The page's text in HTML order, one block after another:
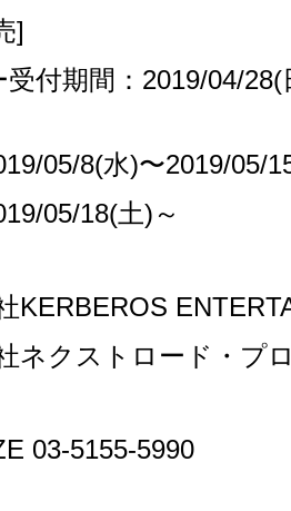
]
付期間：2019/04/28(
05/8(水)〜2019/05/
05/18(土)～
KERBEROS
ネクストロード・プ
03-5155-5990